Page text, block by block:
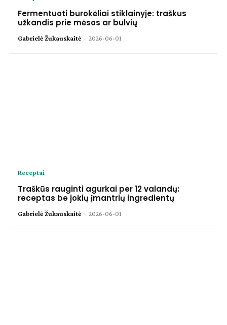
Fermentuoti burokėliai stiklainyje: traškus
užkandis prie mėsos ar bulvių
Gabrielė Žukauskaitė - 2026-06-01
Receptai
Traškūs rauginti agurkai per 12 valandų:
receptas be jokių įmantrių ingredientų
Gabrielė Žukauskaitė - 2026-06-01